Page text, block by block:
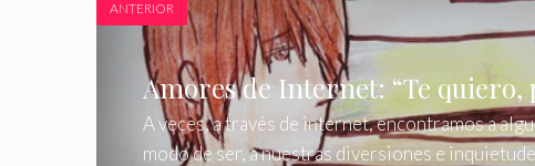
ANTERIOR
Amores de Internet: “Te quiero,
A veces, a través de internet, encontramos a
modo de ser, a nuestras diversiones e